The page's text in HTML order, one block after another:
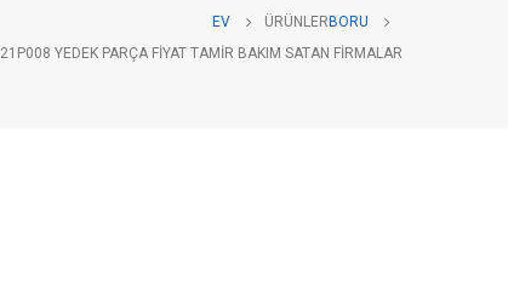
EV ÜRÜNLER BORU
YEDEK PARÇA FIYAT TAMIR BAKIM SATAN FIRMALAR